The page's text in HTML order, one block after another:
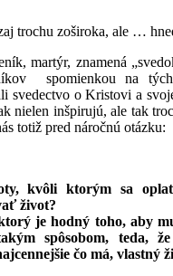
trochu zoširoka, ale …
martýr, znamená
spomienkou na
svedectvo o Kristovi a
nielen inšpirujú, ale tak
totiž pred náročnú otázku:
kvôli ktorým sa
život?
je hodný toho, aby
spôsobom, teda,
čo má, vlastný